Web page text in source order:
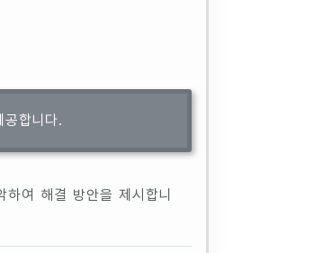
합니다.
여 해결 방안을 제시합니